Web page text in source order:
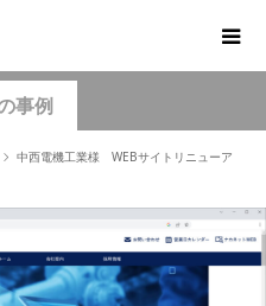
事例
中西電機工業様 WEBサイトリニューア